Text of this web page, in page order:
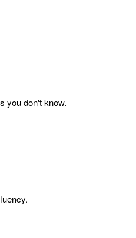
you don't know.